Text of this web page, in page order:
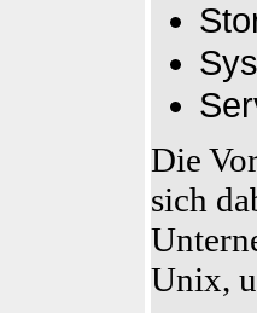
Die
sich
Unix,